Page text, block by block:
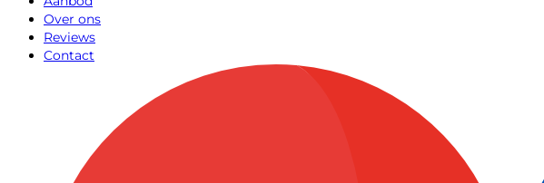
Over ons
Reviews
Contact